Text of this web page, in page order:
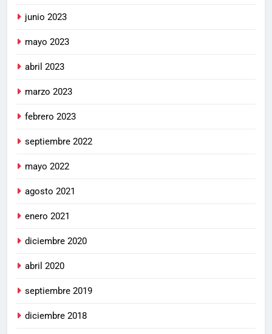
junio 2023
mayo 2023
abril 2023
marzo 2023
febrero 2023
septiembre 2022
mayo 2022
agosto 2021
enero 2021
diciembre 2020
abril 2020
septiembre 2019
diciembre 2018